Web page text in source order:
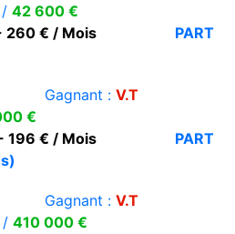
/ 42 600 €
260 € / Mois
PART
Gagnant : V.T
€
196 € / Mois
PART
Gagnant : V.T
/ 410 000 €